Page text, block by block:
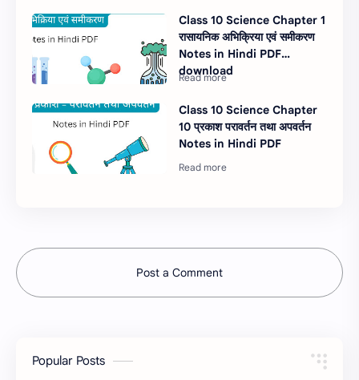
Class 10 Science Chapter 1
रासायनिक अभिक्रिया एवं समीकरण
Notes in Hindi PDF
download
Class 10 Science Chapter
10 प्रकाश परावर्तन तथा अपवर्तन
Notes in Hindi PDF
Post a Comment
Popular Posts